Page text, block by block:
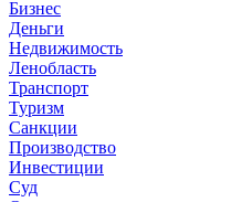
Бизнес
Деньги
Недвижимость
Ленобласть
Транспорт
Туризм
Санкции
Производство
Инвестиции
Суд